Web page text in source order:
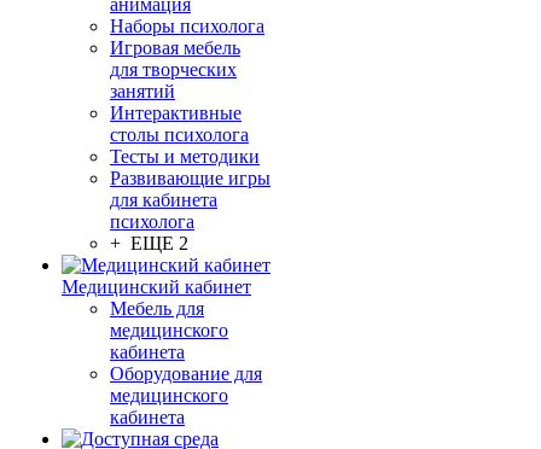
анимация
Наборы психолога
Игровая мебель
для творческих
занятий
Интерактивные
столы психолога
Тесты и методики
Развивающие игры
для кабинета
психолога
+ ЕЩЕ 2
Медицинский кабинет
Мебель для
медицинского
кабинета
Оборудование для
медицинского
кабинета